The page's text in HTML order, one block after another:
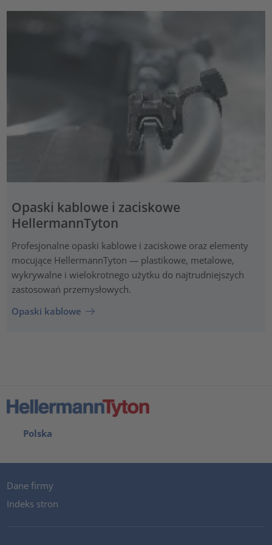
Opaski kablowe i zaciskowe
HellermannTyton
Profesjonalne opaski kablowe i zaciskowe oraz elementy
mocujące HellermannTyton — plastikowe, metalowe,
wykrywalne i wielokrotnego użytku do najtrudniejszych
zastosowań przemysłowych.
Opaski kablowe
Polska
Dane firmy
Indeks stron